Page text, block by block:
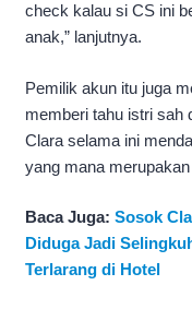
check kalau si CS ini
anak,” lanjutnya.
Pemilik akun itu juga
memberi tahu istri sah
Clara selama ini
yang mana
Baca Juga: Sosok
Diduga Jadi
Terlarang di Hotel